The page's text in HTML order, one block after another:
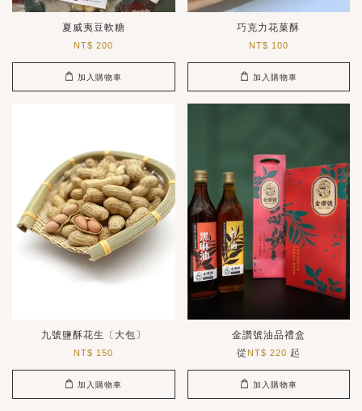
夏威夷豆軟糖
NT$ 200
加入購物車
巧克力花菓酥
NT$ 100
加入購物車
九號鹽酥花生〔大包〕
NT$ 150
加入購物車
金讚號油品禮盒
從 NT$ 220 起
加入購物車